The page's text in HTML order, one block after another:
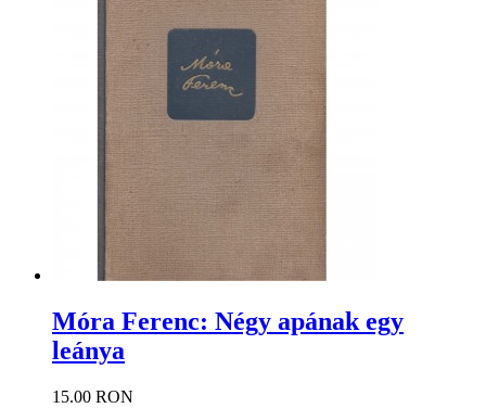
Móra Ferenc: Négy apának egy
leánya
15.00 RON